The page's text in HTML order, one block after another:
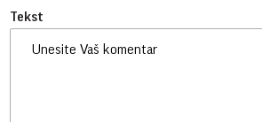
Tekst